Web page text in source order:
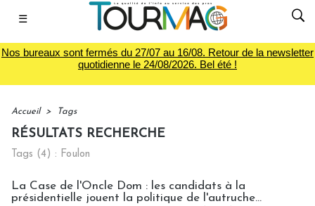
☰
Nos bureaux sont fermés du 27/07 au 16/08. Retour de la newsletter
quotidienne le 24/08/2026. Bel été !
Accueil > Tags
RÉSULTATS RECHERCHE
Tags (4) : Foulon
La Case de l'Oncle Dom : les candidats à la
présidentielle jouent la politique de l'autruche...